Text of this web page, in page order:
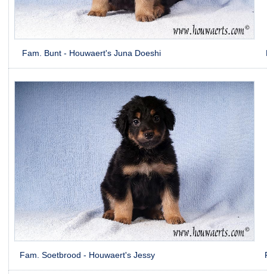
Fam. Bunt - Houwaert's Juna Doeshi Fam. v.d
Fam. Soetbrood - Houwaert's Jessy Fam. van